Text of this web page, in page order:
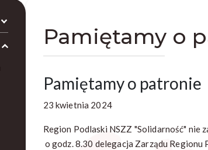
Pamiętamy o
Pamiętamy o patronie
23 kwietnia 2024
Region Podlaski NSZZ "Solidarność" nie
o godz. 8.30 delegacja Zarządu